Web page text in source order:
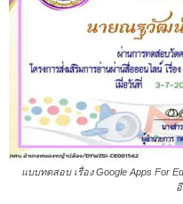
แบบทดสอบ เรื่อง Google Apps For